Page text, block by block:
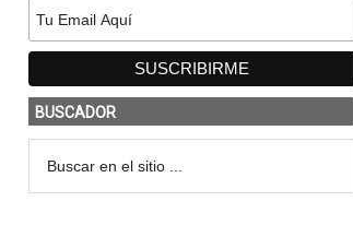
BUSCADOR